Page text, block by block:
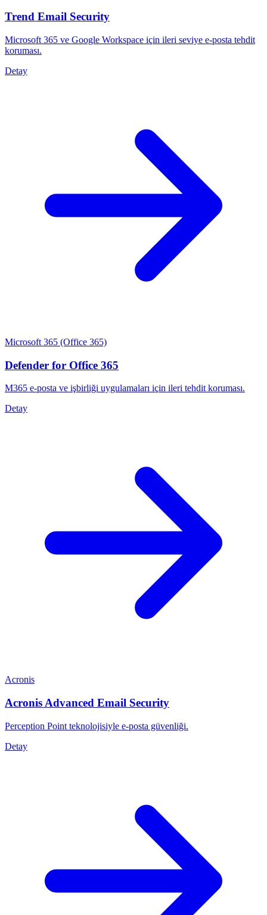
Trend Email Security
Microsoft 365 ve Google Workspace için ileri seviye e-posta tehdit
koruması.
Detay
Microsoft 365 (Office 365)
Defender for Office 365
M365 e-posta ve işbirliği uygulamaları için ileri tehdit koruması.
Detay
Acronis
Acronis Advanced Email Security
Perception Point teknolojisiyle e-posta güvenliği.
Detay